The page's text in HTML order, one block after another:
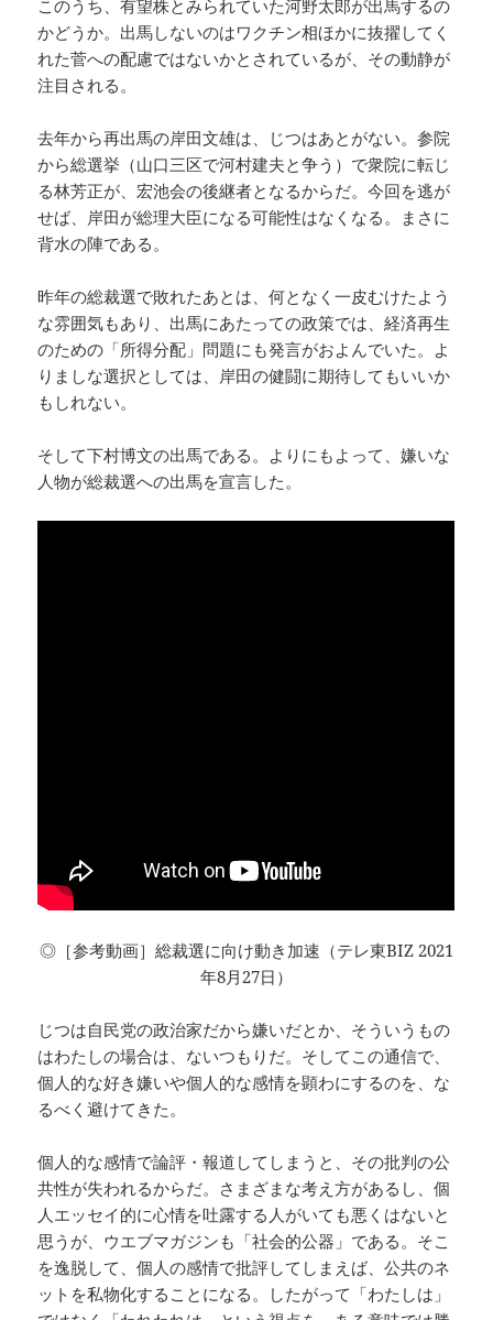
このうち、有望株とみられていた河野太郎が出馬するの
かどうか。出馬しないのはワクチン相ほかに抜擢してく
れた菅への配慮ではないかとされているが、その動静が
注目される。
去年から再出馬の岸田文雄は、じつはあとがない。参院
から総選挙（山口三区で河村建夫と争う）で衆院に転じ
る林芳正が、宏池会の後継者となるからだ。今回を逃が
せば、岸田が総理大臣になる可能性はなくなる。まさに
背水の陣である。
昨年の総裁選で敗れたあとは、何となく一皮むけたよう
な雰囲気もあり、出馬にあたっての政策では、経済再生
のための「所得分配」問題にも発言がおよんでいた。よ
りましな選択としては、岸田の健闘に期待してもいいか
もしれない。
そして下村博文の出馬である。よりにもよって、嫌いな
人物が総裁選への出馬を宣言した。
◎［参考動画］総裁選に向け動き加速（テレ東BIZ 2021
年8月27日）
じつは自民党の政治家だから嫌いだとか、そういうもの
はわたしの場合は、ないつもりだ。そしてこの通信で、
個人的な好き嫌いや個人的な感情を顕わにするのを、な
るべく避けてきた。
個人的な感情で論評・報道してしまうと、その批判の公
共性が失われるからだ。さまざまな考え方があるし、個
人エッセイ的に心情を吐露する人がいても悪くはないと
思うが、ウエブマガジンも「社会的公器」である。そこ
を逸脱して、個人の感情で批評してしまえば、公共のネ
ットを私物化することになる。したがって「わたしは」